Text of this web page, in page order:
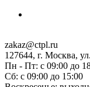
zakaz@ctpl.ru
127644, г. Москва,
Пн - Пт: с 09:00 до
Сб: с 09:00 до 15:00